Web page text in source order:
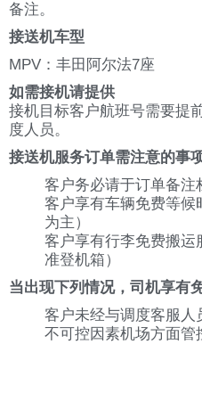
备注。
接送机车型
MPV：丰田阿尔法7座
如需接机请提供
接机目标客户航班号需要提
度人员。
接送机服务订单需注意的事
客户务必请于订单备注
客户享有车辆免费等候
为主）
客户享有行李免费搬运
准登机箱）
当出现下列情况，司机享有
客户未经与调度客服人
不可控因素机场方面管